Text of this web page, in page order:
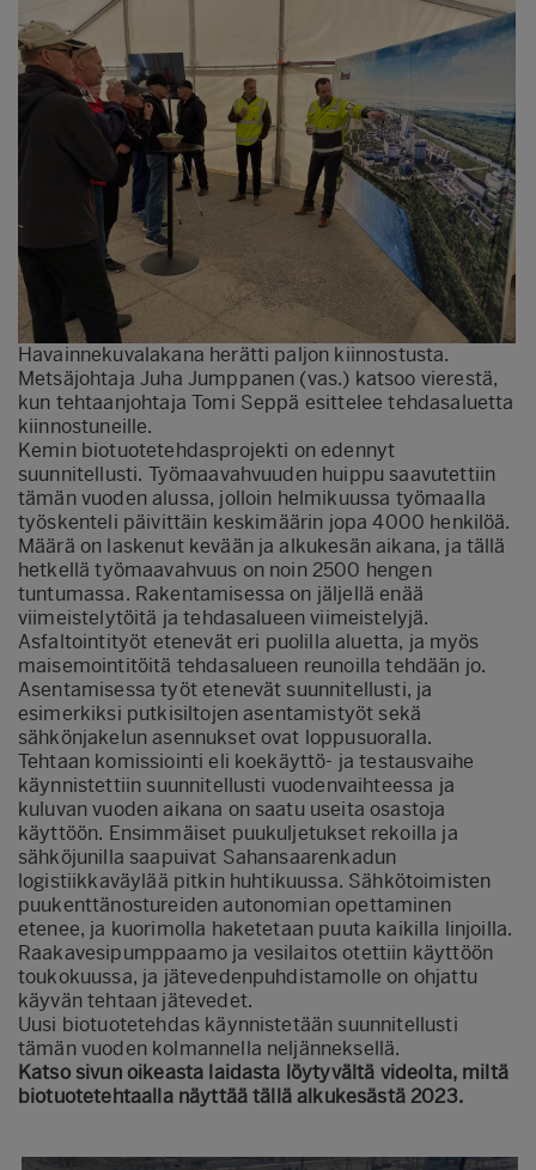
Havainnekuvalakana herätti paljon kiinnostusta.
Metsäjohtaja Juha Jumppanen (vas.) katsoo vierestä,
kun tehtaanjohtaja Tomi Seppä esittelee tehdasaluetta
kiinnostuneille.
Kemin biotuotetehdasprojekti on edennyt
suunnitellusti. Työmaavahvuuden huippu saavutettiin
tämän vuoden alussa, jolloin helmikuussa työmaalla
työskenteli päivittäin keskimäärin jopa 4000 henkilöä.
Määrä on laskenut kevään ja alkukesän aikana, ja tällä
hetkellä työmaavahvuus on noin 2500 hengen
tuntumassa. Rakentamisessa on jäljellä enää
viimeistelytöitä ja tehdasalueen viimeistelyjä.
Asfaltointityöt etenevät eri puolilla aluetta, ja myös
maisemointitöitä tehdasalueen reunoilla tehdään jo.
Asentamisessa työt etenevät suunnitellusti, ja
esimerkiksi putkisiltojen asentamistyöt sekä
sähkönjakelun asennukset ovat loppusuoralla.
Tehtaan komissiointi eli koekäyttö- ja testausvaihe
käynnistettiin suunnitellusti vuodenvaihteessa ja
kuluvan vuoden aikana on saatu useita osastoja
käyttöön. Ensimmäiset puukuljetukset rekoilla ja
sähköjunilla saapuivat Sahansaarenkadun
logistiikkaväylää pitkin huhtikuussa. Sähkötoimisten
puukenttänostureiden autonomian opettaminen
etenee, ja kuorimolla haketetaan puuta kaikilla linjoilla.
Raakavesipumppaamo ja vesilaitos otettiin käyttöön
toukokuussa, ja jätevedenpuhdistamolle on ohjattu
käyvän tehtaan jätevedet.
Uusi biotuotetehdas käynnistetään suunnitellusti
tämän vuoden kolmannella neljänneksellä.
Katso sivun oikeasta laidasta löytyvältä videolta, miltä
biotuotetehtaalla näyttää tällä alkukesästä 2023.